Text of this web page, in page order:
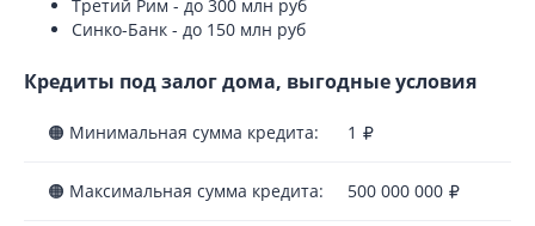
Третий Рим - до 300 млн руб
Синко-Банк - до 150 млн руб
Кредиты под залог дома, выгодные условия
🟠 Минимальная сумма кредита: 1
🟠 Максимальная сумма кредита: 500 000 000